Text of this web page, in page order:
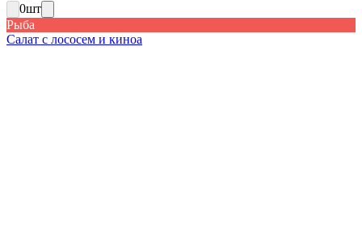
0шт
Рыба
Салат с лососем и киноа